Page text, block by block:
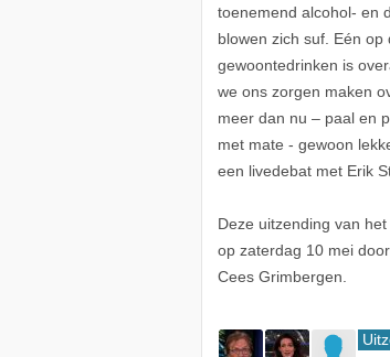
toenemend alcohol- en
blowen zich suf. Eén
gewoontedrinken is
we ons zorgen maken
meer dan nu – paal en
met mate - gewoon
een livedebat met Erik
Deze uitzending van
op zaterdag 10 mei
Cees Grimbergen.